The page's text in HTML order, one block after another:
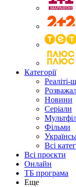
Категорії
Реаліті-
Новини
Серіали
Фільми
Всі
Всі проєкти
Онлайн
ТБ програма
Еще